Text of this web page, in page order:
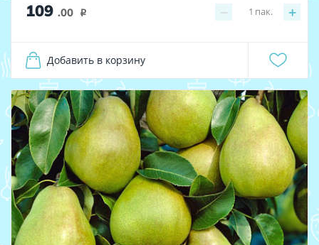
109 .00 i − +
1 пак.
Добавить в корзину